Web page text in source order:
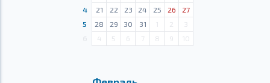
4
21 22 23 24 25 26
27
5
28 29 30 31 1 2
3
4 5 6 7 8 9 10